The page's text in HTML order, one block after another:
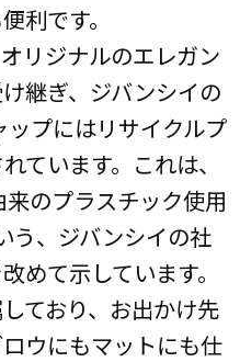
利です。
リジナルのエレガン
継ぎ、ジバンシイの
プにはリサイクルプ
ています。これは、
のプラスチック使用
う、ジバンシイの社
めて示しています。
ており、お出かけ先
ウにもマットにも仕